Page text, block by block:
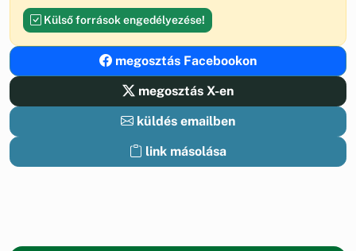
Külső források engedélyezése!
megosztás Facebookon
megosztás X-en
küldés emailben
link másolása